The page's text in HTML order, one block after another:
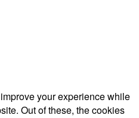
your experience while
Out of these, the cookies